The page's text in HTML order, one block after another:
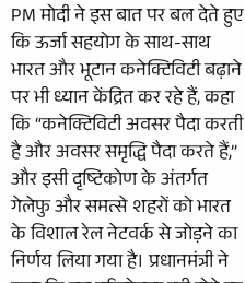
PM मोदी ने इस बात पर बल देते हुए
कि ऊर्जा सहयोग के साथ-साथ
भारत और भूटान कनेक्टिविटी बढ़ाने
पर भी ध्यान केंद्रित कर रहे हैं, कहा
कि “कनेक्टिविटी अवसर पैदा करती
है और अवसर समृद्धि पैदा करते हैं,”
और इसी दृष्टिकोण के अंतर्गत
गेलेफु और समत्से शहरों को भारत
के विशाल रेल नेटवर्क से जोड़ने का
निर्णय लिया गया है। प्रधानमंत्री ने